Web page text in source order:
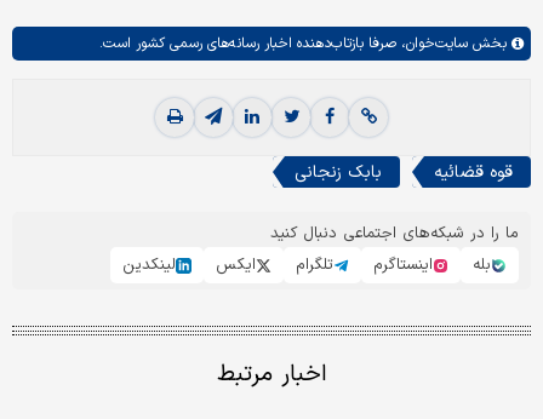
بخش سایت‌خوان، صرفا بازتاب‌دهنده اخبار رسانه‌های رسمی کشور است.
قوه قضائیه بابک زنجانی
ما را در شبکه‌های اجتماعی دنبال کنید
بله
اینستاگرم تلگرام ایکس لینکدین
اخبار مرتبط